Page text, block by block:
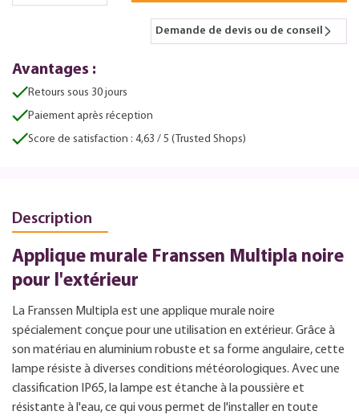
Demande de devis ou de conseil
Avantages :
Retours sous 30 jours
Paiement après réception
Score de satisfaction : 4,63 / 5 (Trusted Shops)
Description
Applique murale Franssen Multipla noire
pour l'extérieur
La Franssen Multipla est une applique murale noire
spécialement conçue pour une utilisation en extérieur. Grâce à
son matériau en aluminium robuste et sa forme angulaire, cette
lampe résiste à diverses conditions météorologiques. Avec une
classification IP65, la lampe est étanche à la poussière et
résistante à l'eau, ce qui vous permet de l'installer en toute